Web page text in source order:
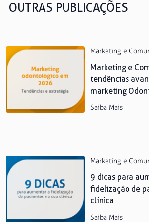
OUTRAS PUBLICAÇÕES
Marketing e
Marketing e
tendências
marketing
Saiba Mais
Marketing e
9 dicas para
fidelização de
clínica
Saiba Mais